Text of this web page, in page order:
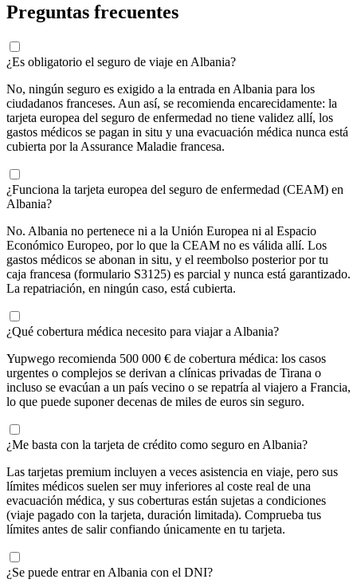
Preguntas frecuentes
¿Es obligatorio el seguro de viaje en Albania?
No, ningún seguro es exigido a la entrada en Albania para los
ciudadanos franceses. Aun así, se recomienda encarecidamente: la
tarjeta europea del seguro de enfermedad no tiene validez allí, los
gastos médicos se pagan in situ y una evacuación médica nunca está
cubierta por la Assurance Maladie francesa.
¿Funciona la tarjeta europea del seguro de enfermedad (CEAM) en
Albania?
No. Albania no pertenece ni a la Unión Europea ni al Espacio
Económico Europeo, por lo que la CEAM no es válida allí. Los
gastos médicos se abonan in situ, y el reembolso posterior por tu
caja francesa (formulario S3125) es parcial y nunca está garantizado.
La repatriación, en ningún caso, está cubierta.
¿Qué cobertura médica necesito para viajar a Albania?
Yupwego recomienda 500 000 € de cobertura médica: los casos
urgentes o complejos se derivan a clínicas privadas de Tirana o
incluso se evacúan a un país vecino o se repatría al viajero a Francia,
lo que puede suponer decenas de miles de euros sin seguro.
¿Me basta con la tarjeta de crédito como seguro en Albania?
Las tarjetas premium incluyen a veces asistencia en viaje, pero sus
límites médicos suelen ser muy inferiores al coste real de una
evacuación médica, y sus coberturas están sujetas a condiciones
(viaje pagado con la tarjeta, duración limitada). Comprueba tus
límites antes de salir confiando únicamente en tu tarjeta.
¿Se puede entrar en Albania con el DNI?